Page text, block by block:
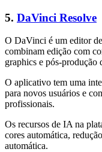
5. DaVinci Resolve
O DaVinci é um editor
combinam edição com
graphics e pós-produção
O aplicativo tem uma
para novos usuários e
profissionais.
Os recursos de IA na
cores automática,
automática.